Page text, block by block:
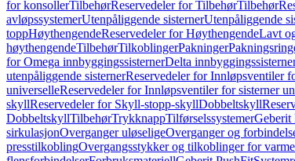
for konsollerTilbehørReservedeler for TilbehørTilbehør
avløpssystemerUtenpåliggende sisternerUtenpåliggende
toppHøythengendeReservedeler for HøythengendeLavt
høythengendeTilbehørTilkoblingerPakninger
for Omega innbyggingssisternerDelta
utenpåliggende sisternerReservedeler for Innløpsventiler
universelleReservedeler for Innløpsventiler for sisterner
skyllReservedeler for Skyll-stopp-skyllDobbeltskyll
DobbeltskyllTilbehørTrykknappTilførselssystemer
sirkulasjonOverganger uløseligeOverganger og
presstilkoblingOvergangsstykker og tilkoblinger for